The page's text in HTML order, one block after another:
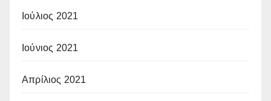
Ιούλιος 2021
Ιούνιος 2021
Απρίλιος 2021